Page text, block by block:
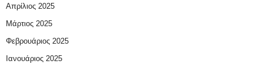
Απρίλιος 2025
Μάρτιος 2025
Φεβρουάριος 2025
Ιανουάριος 2025